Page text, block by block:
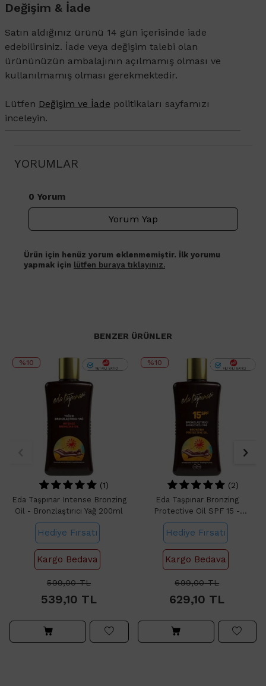
Değişim & İade
Satın aldığınız ürünü 14 gün içerisinde iade
edebilirsiniz. İade veya değişim talebi olan
ürününüzün ambalajının açılmamış olması ve
kullanılmamış olması gerekmektedir.
Lütfen Değişim ve İade politikaları sayfamızı
inceleyin.
YORUMLAR
0 Yorum
Yorum Yap
Ürün için henüz yorum eklenmemiştir. İlk yorumu
yapmak için lütfen buraya tıklayınız.
BENZER ÜRÜNLER
%10
(1)
Eda Taşpınar Intense Bronzing
Oil - Bronzlaştırıcı Yağ 200ml
Hediye Fırsatı
Kargo Bedava
599,00TL
539,10 TL
%10
(2)
Eda Taşpınar Bronzing
Protective Oil SPF 15 -
Bronzlaştırıcı Güneş Yağı 200ml
Hediye Fırsatı
Kargo Bedava
699,00TL
629,10 TL